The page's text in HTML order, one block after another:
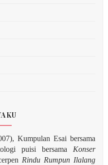
Kumpulan Esai bersama
puisi bersama Konser
Rindu Rumpun Ilalang